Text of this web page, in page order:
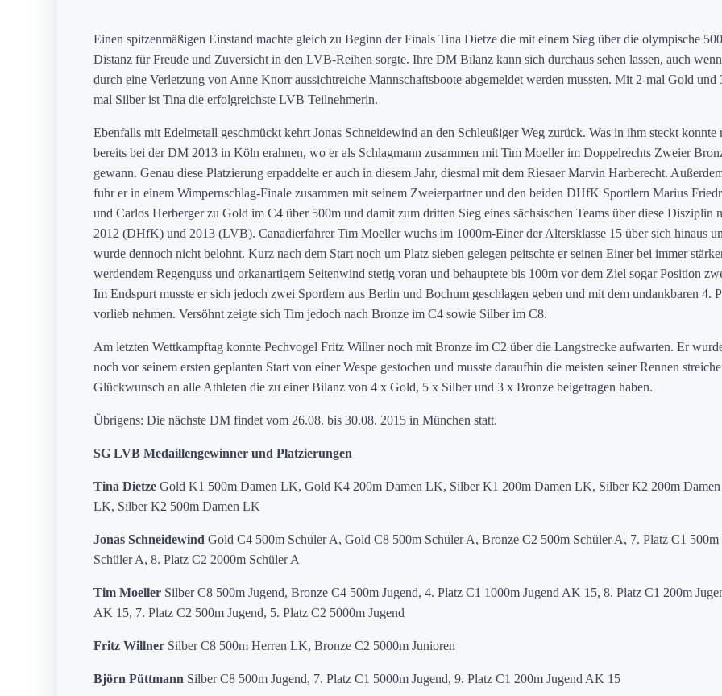
Einen spitzenmäßigen Einstand machte gleich zu Beginn der Finals Tina Dietze die mit einem Sieg über die olympische
Distanz für Freude und Zuversicht in den LVB-Reihen sorgte. Ihre DM Bilanz kann sich durchaus sehen lassen, auch wenn
durch eine Verletzung von Anne Knorr aussichtreiche Mannschaftsboote abgemeldet werden mussten. Mit 2-mal Gold und
mal Silber ist Tina die erfolgreichste LVB Teilnehmerin.
Ebenfalls mit Edelmetall geschmückt kehrt Jonas Schneidewind an den Schleußiger Weg zurück. Was in ihm steckt konnte
bereits bei der DM 2013 in Köln erahnen, wo er als Schlagmann zusammen mit Tim Moeller im Doppelrechts Zweier
gewann. Genau diese Platzierung erpaddelte er auch in diesem Jahr, diesmal mit dem Riesaer Marvin Harberecht.
fuhr er in einem Wimpernschlag-Finale zusammen mit seinem Zweierpartner und den beiden DHfK Sportlern Marius
und Carlos Herberger zu Gold im C4 über 500m und damit zum dritten Sieg eines sächsischen Teams über diese Disziplin
2012 (DHfK) und 2013 (LVB). Canadierfahrer Tim Moeller wuchs im 1000m-Einer der Altersklasse 15 über sich hinaus
wurde dennoch nicht belohnt. Kurz nach dem Start noch um Platz sieben gelegen peitschte er seinen Einer bei immer
werdendem Regenguss und orkanartigem Seitenwind stetig voran und behauptete bis 100m vor dem Ziel sogar Position
Im Endspurt musste er sich jedoch zwei Sportlern aus Berlin und Bochum geschlagen geben und mit dem undankbaren 4.
vorlieb nehmen. Versöhnt zeigte sich Tim jedoch nach Bronze im C4 sowie Silber im C8.
Am letzten Wettkampftag konnte Pechvogel Fritz Willner noch mit Bronze im C2 über die Langstrecke aufwarten. Er
noch vor seinem ersten geplanten Start von einer Wespe gestochen und musste daraufhin die meisten seiner Rennen
Glückwunsch an alle Athleten die zu einer Bilanz von 4 x Gold, 5 x Silber und 3 x Bronze beigetragen haben.
Übrigens: Die nächste DM findet vom 26.08. bis 30.08. 2015 in München statt.
SG LVB Medaillengewinner und Platzierungen
Tina Dietze Gold K1 500m Damen LK, Gold K4 200m Damen LK, Silber K1 200m Damen LK, Silber K2 200m Damen
LK, Silber K2 500m Damen LK
Jonas Schneidewind Gold C4 500m Schüler A, Gold C8 500m Schüler A, Bronze C2 500m Schüler A, 7. Platz C1 500m
Schüler A, 8. Platz C2 2000m Schüler A
Tim Moeller Silber C8 500m Jugend, Bronze C4 500m Jugend, 4. Platz C1 1000m Jugend AK 15, 8. Platz C1 200m
AK 15, 7. Platz C2 500m Jugend, 5. Platz C2 5000m Jugend
Fritz Willner Silber C8 500m Herren LK, Bronze C2 5000m Junioren
Björn Püttmann Silber C8 500m Jugend, 7. Platz C1 5000m Jugend, 9. Platz C1 200m Jugend AK 15